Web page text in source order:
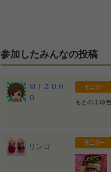
参加したみんなの投稿
ＭＩＺＵＨ
Ｏ
もとのまゆ
リンゴ